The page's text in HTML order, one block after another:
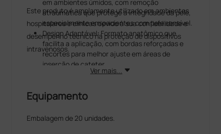
em ambientes úmidos, com remoção
atraumática que protege a integridade da pele,
especialmente em pacientes com pele sensível.
Design Adaptável:Formato anatômico que
facilita a aplicação, com bordas reforçadas e
recortes para melhor ajuste em áreas de
inserção de cateter.
Durabilidade: Pode permanecer no local por até
condições do paciente.
Este produto é amplamente utilizado em ambientes
hospitalares e clínicas devido à sua confiabilidade e
desempenho técnico na proteção de dispositivos
intravenosos.
Ver mais...
Equipamento
Embalagem de 20 unidades.